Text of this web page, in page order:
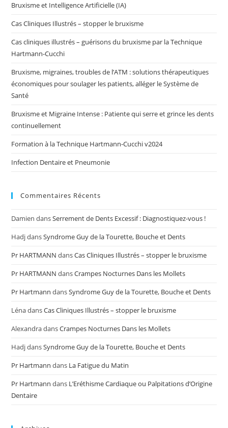
Bruxisme et Intelligence Artificielle (IA)
Cas Cliniques Illustrés – stopper le bruxisme
Cas cliniques illustrés – guérisons du bruxisme par la Technique
Hartmann-Cucchi
Bruxisme, migraines, troubles de l’ATM : solutions thérapeutiques
économiques pour soulager les patients, alléger le Système de
Santé
Bruxisme et Migraine Intense : Patiente qui serre et grince les dents
continuellement
Formation à la Technique Hartmann-Cucchi v2024
Infection Dentaire et Pneumonie
Commentaires Récents
Damien dansSerrement de Dents Excessif : Diagnostiquez-vous !
HadjdansSyndrome Guy de la Tourette, Bouche et Dents
Pr HARTMANN dansCas Cliniques Illustrés – stopper le bruxisme
Pr HARTMANN dansCrampes Nocturnes Dans les Mollets
Pr Hartmann dansSyndrome Guy de la Tourette, Bouche et Dents
LénadansCas Cliniques Illustrés – stopper le bruxisme
AlexandradansCrampes Nocturnes Dans les Mollets
HadjdansSyndrome Guy de la Tourette, Bouche et Dents
Pr Hartmann dans La Fatigue du Matin
Pr Hartmann dans L’Eréthisme Cardiaque ou Palpitations d’Origine
Dentaire